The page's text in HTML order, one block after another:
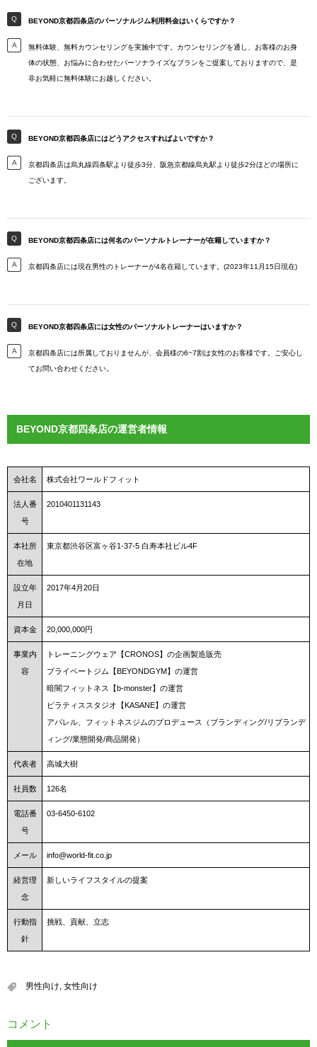
BEYOND京都四条店のパーソナルジム利用料金はいくらですか？
無料体験、無料カウンセリングを実施中です。カウンセリングを通し、お客様のお身
体の状態、お悩みに合わせたパーソナライズなプランをご提案しておりますので、是
非お気軽に無料体験にお越しください。
BEYOND京都四条店にはどうアクセスすればよいですか？
京都四条店は烏丸線四条駅より徒歩3分、阪急京都線烏丸駅より徒歩2分ほどの場所に
ございます。
BEYOND京都四条店には何名のパーソナルトレーナーが在籍していますか？
京都四条店には現在男性のトレーナーが4名在籍しています。(2023年11月15日現在)
BEYOND京都四条店には女性のパーソナルトレーナーはいますか？
京都四条店には所属しておりませんが、会員様の6~7割は女性のお客様です。ご安心し
てお問い合わせください。
BEYOND京都四条店の運営者情報
会社名 株式会社ワールドフィット
法人番
号
2010401131143
本社所
在地
東京都渋谷区富ヶ谷1-37-5 白寿本社ビル4F
設立年
月日
2017年4月20日
資本金 20,000,000円
事業内
容
トレーニングウェア【CRONOS】の企画製造販売
プライベートジム【BEYONDGYM】の運営
暗闇フィットネス【b-monster】の運営
ピラティススタジオ【KASANE】の運営
アパレル、フィットネスジムのプロデュース（ブランディング/リブランデ
ィング/業態開発/商品開発）
代表者 高城大樹
社員数 126名
電話番
号
03-6450-6102
メール info@world-fit.co.jp
経営理
念
新しいライフスタイルの提案
行動指
針
挑戦、貢献、立志
男性向け, 女性向け
コメント